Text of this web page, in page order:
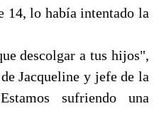
14, lo había intentado la
descolgar a tus hijos",
Jacqueline y jefe de la
sufriendo una